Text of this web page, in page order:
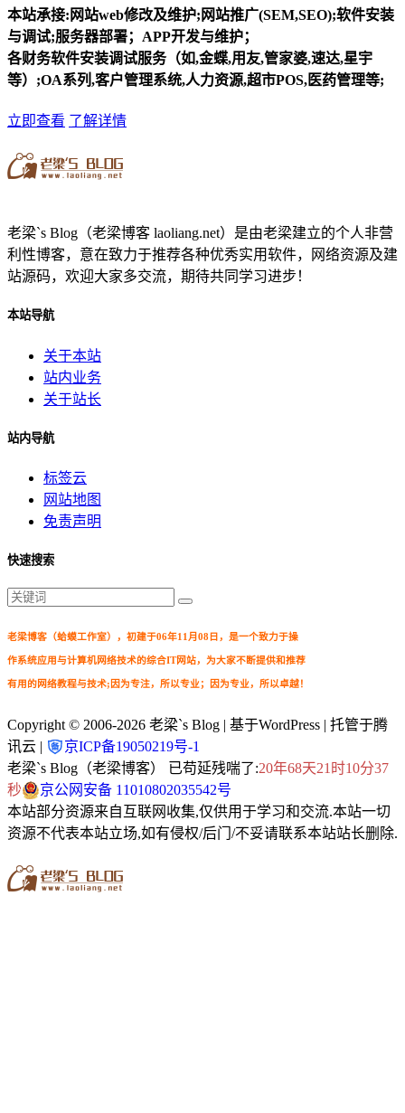
本站承接:网站web修改及维护;网站推广(SEM,SEO);软件安装
与调试;服务器部署；APP开发与维护；
各财务软件安装调试服务（如,金蝶,用友,管家婆,速达,星宇
等）;OA系列,客户管理系统,人力资源,超市POS,医药管理等;
立即查看 了解详情
老梁`s Blog（老梁博客 laoliang.net）是由老梁建立的个人非营
利性博客，意在致力于推荐各种优秀实用软件，网络资源及建
站源码，欢迎大家多交流，期待共同学习进步！
本站导航
关于本站
站内业务
关于站长
站内导航
标签云
网站地图
免责声明
快速搜索
老梁博客（蛤蟆工作室），初建于06年11月08日，是一个致力于操
作系统应用与计算机网络技术的综合IT网站，为大家不断提供和推荐
有用的网络教程与技术;因为专注，所以专业；因为专业，所以卓越！
Copyright © 2006-2026 老梁`s Blog | 基于WordPress | 托管于腾
讯云 |
京ICP备19050219号-1
老梁`s Blog（老梁博客） 已苟延残喘了:20年68天21时10分37
秒
京公网安备 11010802035542号
本站部分资源来自互联网收集,仅供用于学习和交流.本站一切
资源不代表本站立场,如有侵权/后门/不妥请联系本站站长删除.